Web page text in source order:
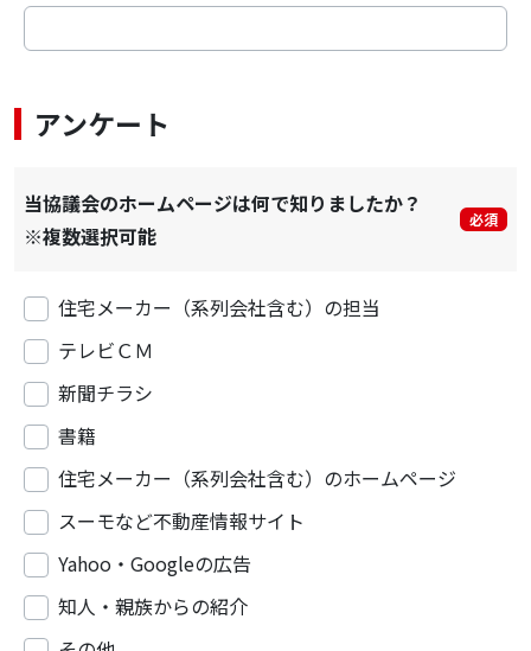
アンケート
当協議会のホームページは何で知りましたか？
※複数選択可能
必須
住宅メーカー（系列会社含む）の担当
テレビＣＭ
新聞チラシ
書籍
住宅メーカー（系列会社含む）のホームページ
スーモなど不動産情報サイト
Yahoo・Googleの広告
知人・親族からの紹介